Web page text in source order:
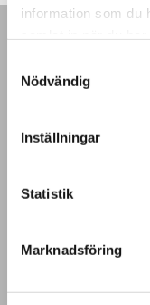
information som du
Nödvändig
Inställningar
Statistik
Marknadsföring